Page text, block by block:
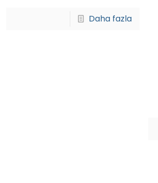
Daha fazla